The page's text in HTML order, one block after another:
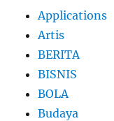
Applications
Artis
BERITA
BISNIS
BOLA
Budaya